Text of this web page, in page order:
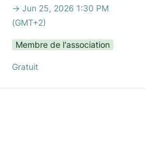
→ Jun 25, 2026 1:30 PM
(GMT+2)
Membre de l'association
Gratuit